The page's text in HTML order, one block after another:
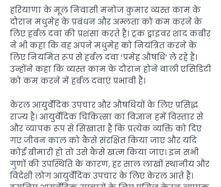
हरियाणा के मूल निवासी मनोज कुमार व्यस्त काम के
दौरान मधुमेह के प्रबंधन और अम्लता को कम करने के
लिए हर्बल दवा की प्रशंसा करते हैं। ट्रक ड्राइवर शाद कबीर
ने भी कहा कि वह अपने मधुमेह को नियंत्रित करने के
लिए नियमित रूप से हर्बल दवा ‘प्रमेह औषधि’ ले रहे हैं।
उन्होंने कहा कि व्यस्त काम के दौरान होने वाली एसिडिटी
को कम करने में हर्बल दवाएं प्रभावी हैं।
केरल आयुर्वेदिक उपचार और औषधियों के लिए प्रसिद्ध
राज्य है। आयुर्वेदिक चिकित्सा का विज्ञान हमें विस्तार से
और व्यापक रूप से सिखाता है कि प्रत्येक व्यक्ति को दिए
गए जीवन काल को कैसे संरक्षित किया जाए और यदि
कोई बीमारी हो तो उसे कैसे खत्म किया जाए। इन सभी
गुणों की उपस्थिति के कारण, हर साल लाखों स्थानीय और
विदेशी लोग आयुर्वेदिक उपचार के लिए केरल आते हैं।